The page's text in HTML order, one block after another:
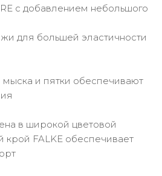
с добавлением небольшого
для большей эластичности
и пятки обеспечивают
в широкой цветовой
крой FALKE обеспечивает